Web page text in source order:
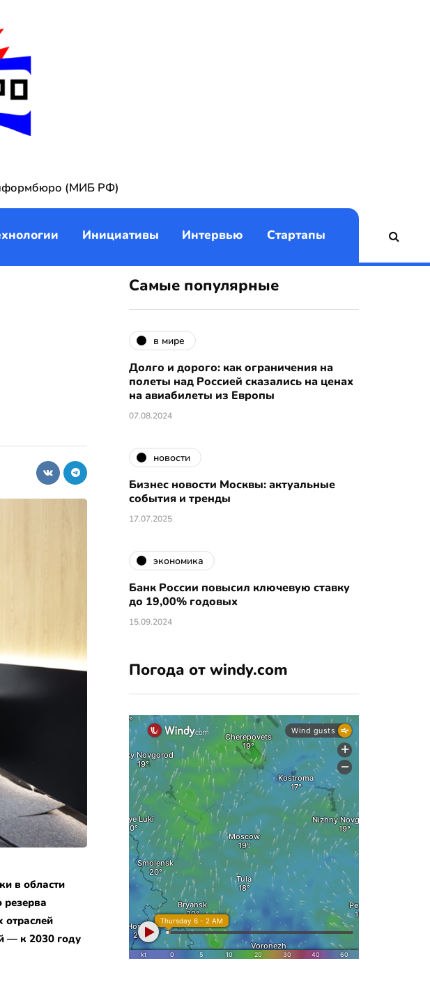
(МИБ РФ)
Инициативы Интервью Стартапы
в области
отраслей
— к 2030 году
Самые популярные
в мире
Долго и дорого: как ограничения на
полеты над Россией сказались на ценах
на авиабилеты из Европы
07.08.2024
новости
Бизнес новости Москвы: актуальные
события и тренды
17.07.2025
экономика
Банк России повысил ключевую ставку
до 19,00% годовых
15.09.2024
Погода от windy.com